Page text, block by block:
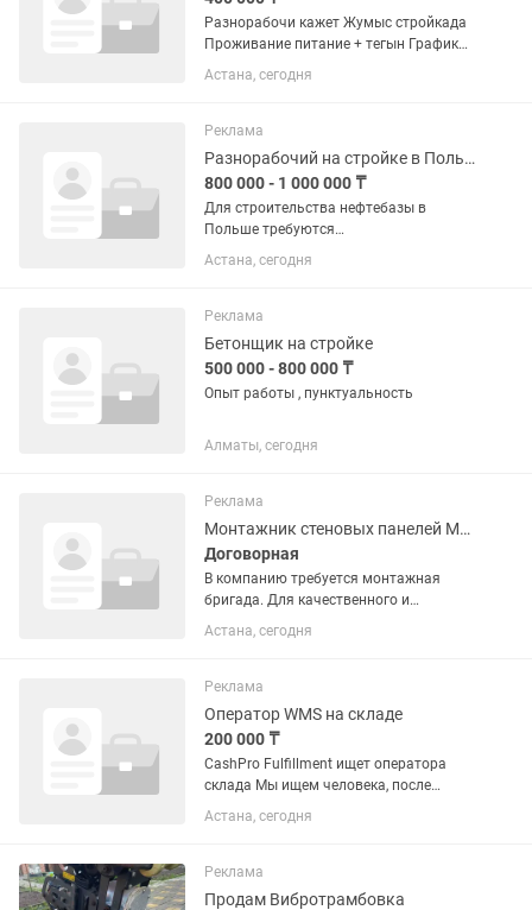
Разнорабочи кажет Жумыс стройкада
Проживание питание + тегын График
8ден 7ге дейын Жумыс Павлодар
қаласында Требуются разнорабочие
Астана, сегодня
Реклама
Разнорабочий на стройке в Польше
800 000 - 1 000 000 ₸
Для строительства нефтебазы в
Польше требуются
разнорабочие.Проживание бесплатно
на территории стройки.Все вопросы по
Астана, сегодня
Реклама
Бетонщик на стройке
500 000 - 800 000 ₸
Опыт работы , пунктуальность
Алматы, сегодня
Реклама
Монтажник стеновых панелей МДФ
Договорная
В компанию требуется монтажная
бригада. Для качественного и
аккуратного монтажа МДФ-панелей на
стены в жилых и коммерческих
Астана 📆 Начало работ: срочно 💼
Формат...
Астана, сегодня
Реклама
Оператор WMS на складе
200 000 ₸
CashPro Fulfillment ищет оператора
склада Мы ищем человека, после
которого товары не теряются, коробки
стоят ровно, а на складе нет хаоса :)
тёплый...
Астана, сегодня
Реклама
Продам Вибротрамбовка